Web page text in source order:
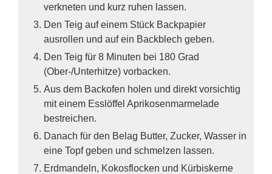
verkneten und kurz ruhen lassen.
Den Teig auf einem Stück Backpapier
ausrollen und auf ein Backblech geben.
Den Teig für 8 Minuten bei 180 Grad
(Ober-/Unterhitze) vorbacken.
Aus dem Backofen holen und direkt vorsichtig
mit einem Esslöffel Aprikosenmarmelade
bestreichen.
Danach für den Belag Butter, Zucker, Wasser in
eine Topf geben und schmelzen lassen.
Erdmandeln, Kokosflocken und Kürbiskerne